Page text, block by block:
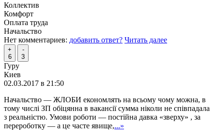
Коллектив
Комфорт
Оплата труда
Начальство
Нет комментариев: добавить ответ? Читать далее
+
6
-
3
Гуру
Киев
02.03.2017 в 21:50
Начальство — ЖЛОБИ економлять на всьому чому можна, в
тому числі ЗП обіцянна в вакансії сумма ніколи не співпадала
з реальністю. Умови роботи — постійна давка «зверху» , за
перероботку — а це часте явище,...»